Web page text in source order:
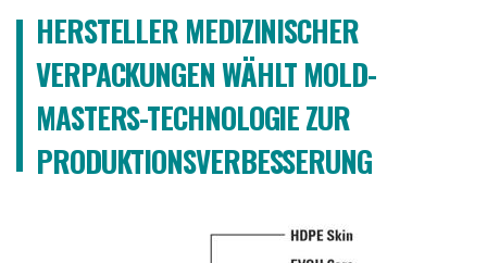
HERSTELLER MEDIZINISCHER
VERPACKUNGEN WÄHLT MOLD-
MASTERS-TECHNOLOGIE ZUR
PRODUKTIONSVERBESSERUNG